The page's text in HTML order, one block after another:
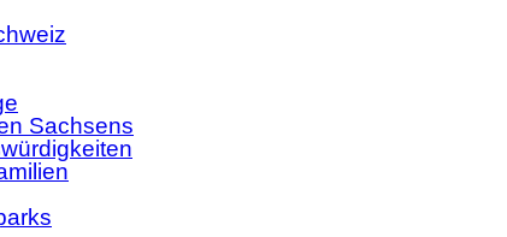
Sachsens